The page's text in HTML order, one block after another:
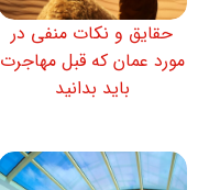
حقایق و نکات منفی در
مورد عمان که قبل مهاجرت
باید بدانید